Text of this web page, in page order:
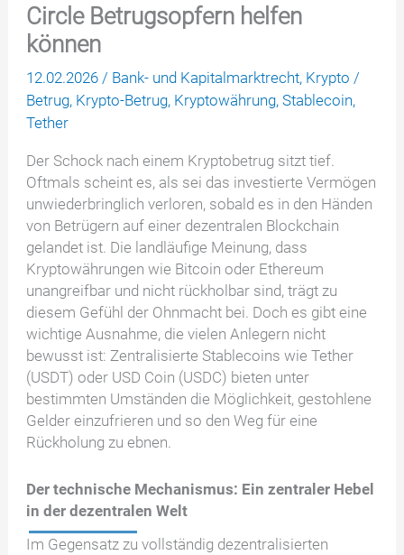
Circle Betrugsopfern helfen
können
12.02.2026/ Bank- und Kapitalmarktrecht, Krypto /
Betrug, Krypto-Betrug, Kryptowährung,Stablecoin,
Tether
Der Schock nach einem Kryptobetrug sitzt tief.
Oftmals scheint es, als sei das investierte Vermögen
unwiederbringlich verloren, sobald es in den Händen
von Betrügern auf einer dezentralen Blockchain
gelandet ist. Die landläufige Meinung, dass
Kryptowährungen wie Bitcoin oder Ethereum
unangreifbar und nicht rückholbar sind, trägt zu
diesem Gefühl der Ohnmacht bei. Doch es gibt eine
wichtige Ausnahme, die vielen Anlegern nicht
bewusst ist: Zentralisierte Stablecoins wie Tether
(USDT) oder USD Coin (USDC) bieten unter
bestimmten Umständen die Möglichkeit, gestohlene
Gelder einzufrieren und so den Weg für eine
Rückholung zu ebnen.
Der technische Mechanismus: Ein zentraler Hebel
in der dezentralen Welt
Im Gegensatz zu vollständig dezentralisierten